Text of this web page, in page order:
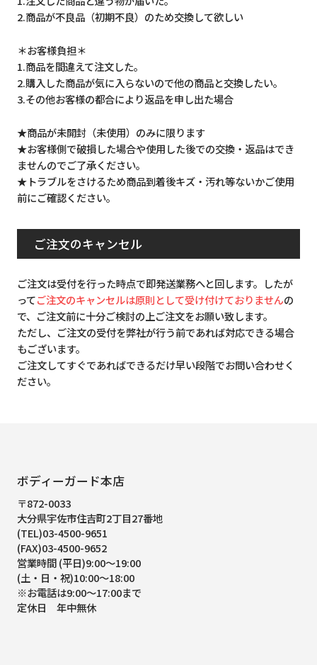
2.商品が不良品（初期不良）のため交換して欲しい
＊お客様負担＊
1.商品を間違えて注文した。
2.購入した商品が気に入らないので他の商品と交換したい。
3.その他お客様の都合により返品を申し出た場合
★商品が未開封（未使用）のみに限ります
★お客様側で破損した場合や使用した後での交換・返品はでき
ませんのでご了承ください。
★トラブルをさけるため商品到着後キズ・汚れ等ないかご使用
前にご確認ください。
ご注文のキャンセル
ご注文は受付を行った時点で即発送業務へと回します。したが
ってご注文のキャンセルは原則として受け付けておりませんの
で、ご注文前に十分ご検討の上ご注文をお願い致します。
ただし、ご注文の受付を弊社が行う前であれば対応できる場合
もございます。
ご注文してすぐであればできるだけ早い段階でお問い合わせく
ださい。
ボディーガード本店
〒872-0033
大分県宇佐市住吉町2丁目27番地
(TEL)03-4500-9651
(FAX)03-4500-9652
営業時間 (平日)9:00～19:00
(土・日・祝)10:00～18:00
※お電話は9:00～17:00まで
定休日 年中無休